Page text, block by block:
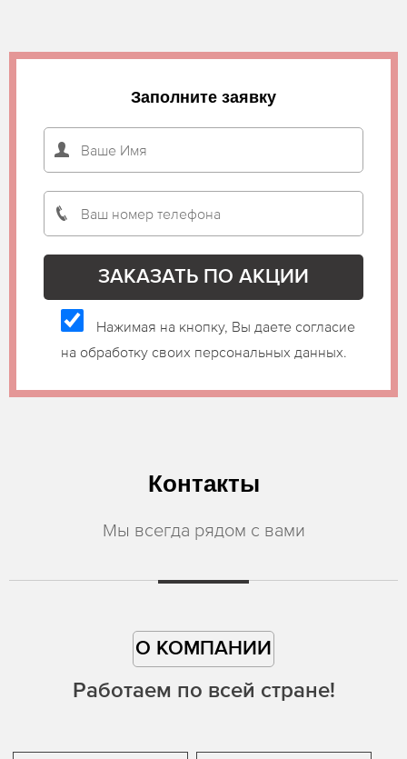
Заполните заявку
Нажимая на кнопку, Вы даете согласие
на обработку своих персональных данных.
Контакты
Мы всегда рядом с вами
О КОМПАНИИ
Работаем по всей стране!